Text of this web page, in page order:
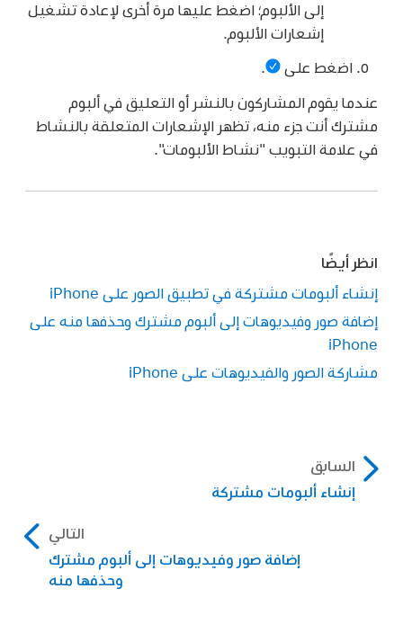
إلى الألبوم؛ اضغط عليها مرة أخرى لإعادة تشغيل
إشعارات الألبوم.
اضغط على
عندما يقوم المشاركون بالنشر أو التعليق في ألبوم
مشترك أنت جزء منه، تظهر الإشعارات المتعلقة بالنشاط
في علامة التبويب "نشاط الألبومات".
انظر أيضًا
إنشاء ألبومات مشتركة في تطبيق الصور على iPhone
إضافة صور وفيديوهات إلى ألبوم مشترك وحذفها منه على
iPhone
مشاركة الصور والفيديوهات على iPhone
السابق
إنشاء ألبومات مشتركة
التالي
إضافة صور وفيديوهات إلى ألبوم مشترك
وحذفها منه